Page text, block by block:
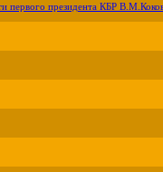
первого президента КБР